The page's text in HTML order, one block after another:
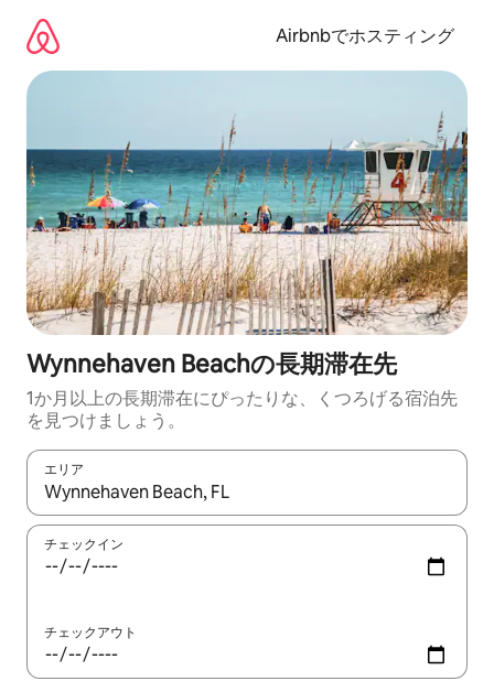
Airbnbでホスティング
Wynnehaven Beachの長期滞在先
1か月以上の長期滞在にぴったりな、くつろげる宿泊先
を見つけましょう。
エリア
検索結果が表示されたら、上下の矢印キーを使って移動するか
チェックイン
チェックアウト